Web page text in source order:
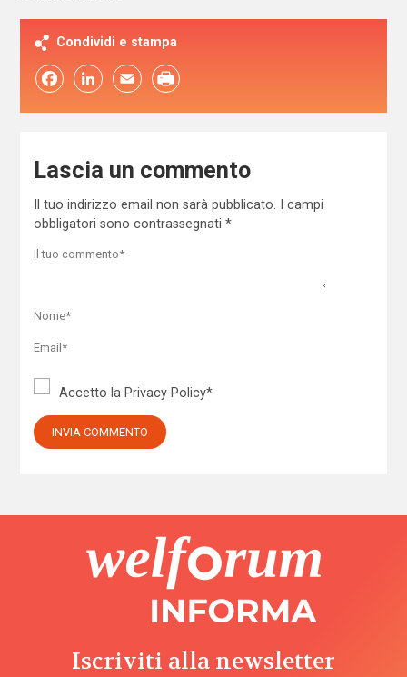
Condividi e stampa
FacebookLinkedIn Email
Lascia un commento
Il tuo indirizzo email non sarà pubblicato.
I campi
obbligatori sono contrassegnati *
Accetto la Privacy Policy*
Iscriviti alla newsletter